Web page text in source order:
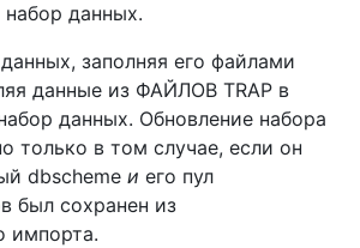
данных.
заполняя его файлами
данные из ФАЙЛОВ TRAP в
данных. Обновление набора
только в том случае, если он
dbscheme и его пул
был сохранен из
импорта.